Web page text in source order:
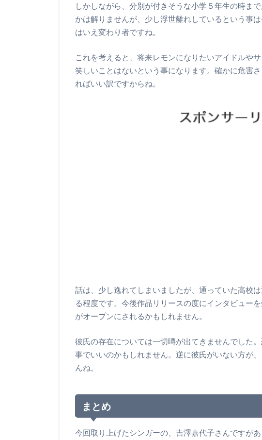
しかしながら、分別が付きそうな小学５年生の時ま
かは解りませんが、少し浮世離れしているという事
はいえ変わり者ですね。
これを考えると、将来レモンになりたいアイドルや
笑しいことはないという事になります。確かに危害
ればいい訳ですからね。
話は、少し逸れてしまいましたが、通っていた高校
る程度です。今後作品リリースの度にインタビュー
がオープンにされるかもしれません。
彼氏の存在については一切噂が出てきませんでした
事でいいのかもしれません。逆に彼氏がいない方が
んね。
まとめ
今回取り上げたシンガーの、吉澤嘉代子さんですが